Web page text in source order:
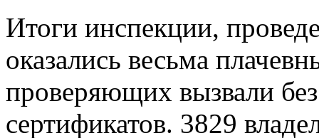
Итоги инспекции,
оказались весьма
проверяющих вызвали
сертификатов. 3829